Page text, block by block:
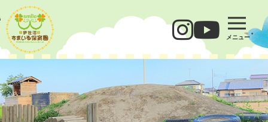
メニュー